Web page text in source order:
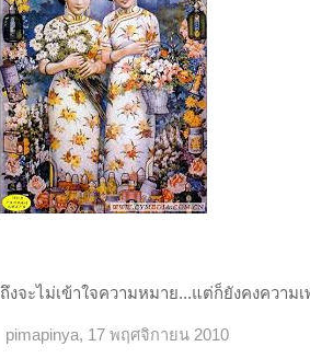
ถึงจะไม่เข้าใจความหมาย...แต่ก็ยังคงความเ
pimapinya, 17 พฤศจิกายน 2010